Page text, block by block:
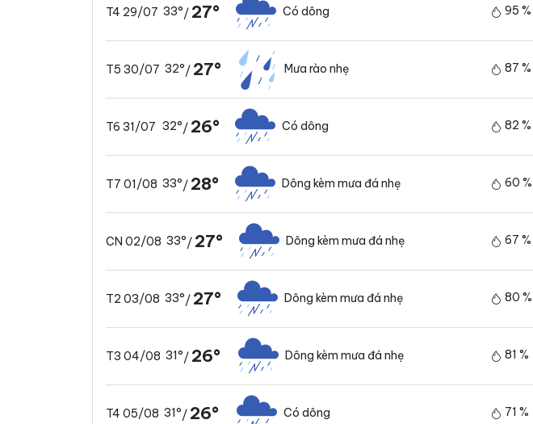
T4 29/07 33°/ 27° Có dông 95 %
T5 30/07 32°/ 27° Mưa rào nhẹ 87 %
T6 31/07 32°/ 26° Có dông 82 %
T7 01/08 33°/ 28° Dông kèm mưa đá nhẹ 60 %
CN 02/08 33°/ 27° Dông kèm mưa đá nhẹ 67 %
T2 03/08 33°/ 27° Dông kèm mưa đá nhẹ 80 %
T3 04/08 31°/ 26° Dông kèm mưa đá nhẹ 81 %
T4 05/08 31°/ 26° Có dông 71 %